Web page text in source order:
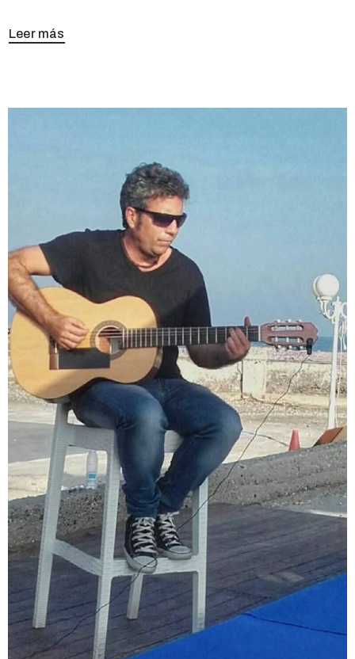
Leer más